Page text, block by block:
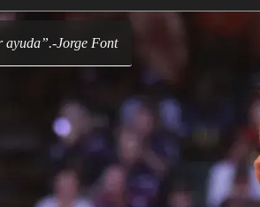
ayuda”.-Jorge Font